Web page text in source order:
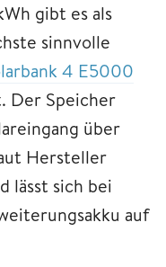
gibt es als
sinnvolle
4 E5000
Der Speicher
über
Hersteller
lässt sich bei
auf